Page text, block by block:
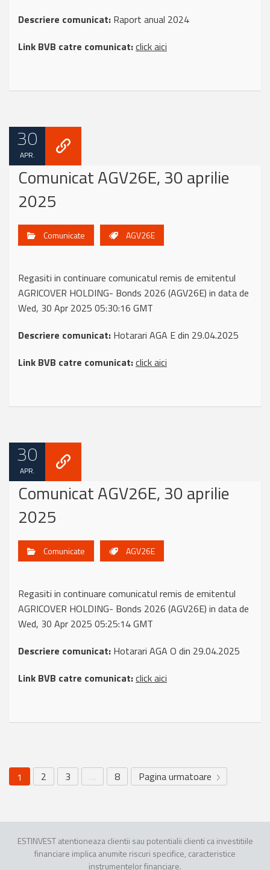
Descriere comunicat: Raport anual 2024
Link BVB catre comunicat:click aici
30
APR.
Comunicat AGV26E, 30 aprilie
2025
Comunicate AGV26E
Regasiti in continuare comunicatul remis de emitentul
AGRICOVER HOLDING- Bonds 2026 (AGV26E) in data de
Wed, 30 Apr 2025 05:30:16 GMT
Descriere comunicat: Hotarari AGA E din 29.04.2025
Link BVB catre comunicat:click aici
30
APR.
Comunicat AGV26E, 30 aprilie
2025
Comunicate AGV26E
Regasiti in continuare comunicatul remis de emitentul
AGRICOVER HOLDING- Bonds 2026 (AGV26E) in data de
Wed, 30 Apr 2025 05:25:14 GMT
Descriere comunicat: Hotarari AGA O din 29.04.2025
Link BVB catre comunicat:click aici
1 2 3 … 8 Pagina urmatoare
ESTINVEST atentioneaza clientii sau potentialii clienti ca investitiile
financiare implica anumite riscuri specifice, caracteristice
instrumentelor financiare.